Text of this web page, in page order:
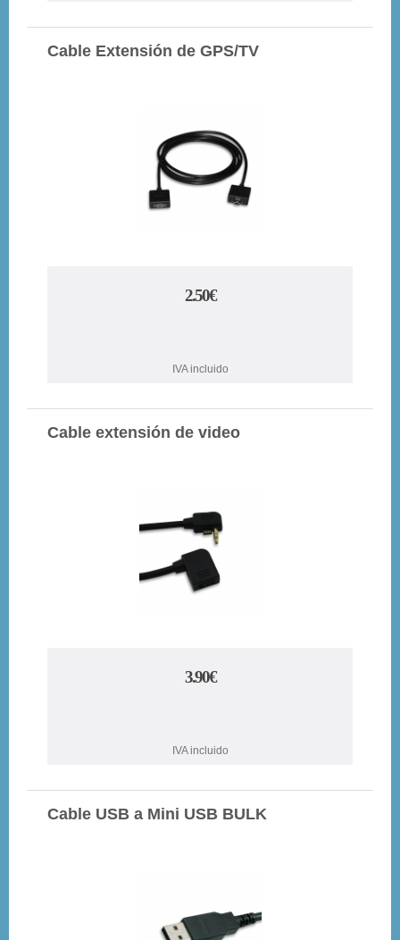
Cable Extensión de GPS/TV
2.50€
IVA incluido
Cable extensión de video
3.90€
IVA incluido
Cable USB a Mini USB BULK